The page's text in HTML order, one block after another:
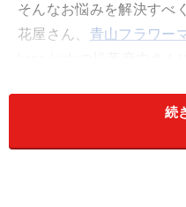
そんなお悩みを解決すべ
花屋さん、 青山フラワー
続